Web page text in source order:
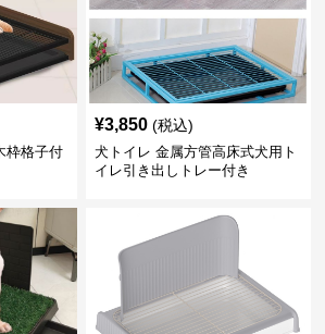
枠格子付
¥3,850 (税込)
犬トイレ 金属方管高床式犬用ト
イレ引き出しトレー付き